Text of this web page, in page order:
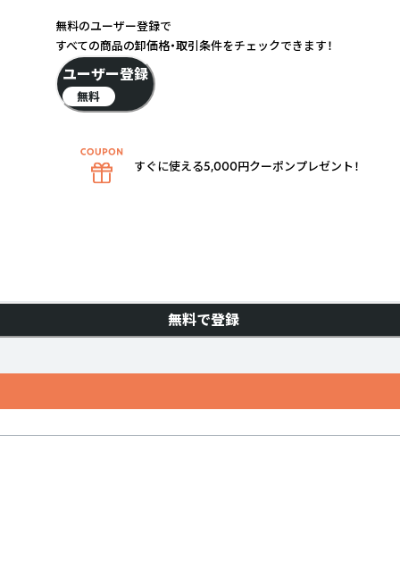
無料で登録
無料のユーザー登録で
すべての商品の卸価格・取引条件をチェックできます！
ユーザー登録
無料
すぐに使える5,000円クーポンプレゼント！